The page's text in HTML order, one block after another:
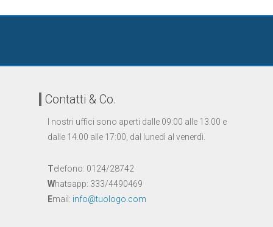
Contatti & Co.
I nostri uffici sono aperti dalle 09:00 alle 13.00 e
dalle 14.00 alle 17:00, dal lunedì al venerdì.
Telefono: 0124/28742
Whatsapp: 333/4490469
Email: info@tuologo.com